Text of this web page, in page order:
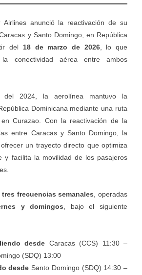
Airlines anunció la reactivación de su
y Santo Domingo, en República
del 18 de marzo de 2026, lo que
la conectividad aérea entre ambos
del 2024, la aerolínea mantuvo la
Dominicana mediante una ruta
Curazao. Con la reactivación de la
entre Caracas y Santo Domingo, la
un trayecto directo que optimiza
y facilita la movilidad de los pasajeros
tres frecuencias semanales , operadas
y domingos , bajo el siguiente
desde Caracas (CCS) 11:30 –
(SDQ) 13:00
desde Santo Domingo (SDQ) 14:30 –